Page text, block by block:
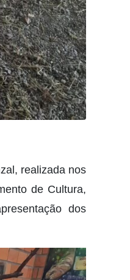
realizada nos
de Cultura,
dos